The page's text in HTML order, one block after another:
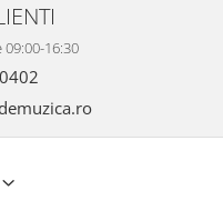
16:30